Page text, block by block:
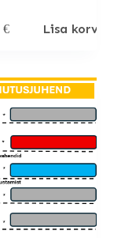
€ Lisa korvi